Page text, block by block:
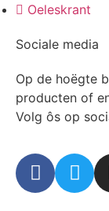
Oeleskrant
Sociale media
Op de hoëgte
producten of
Volg ôs op